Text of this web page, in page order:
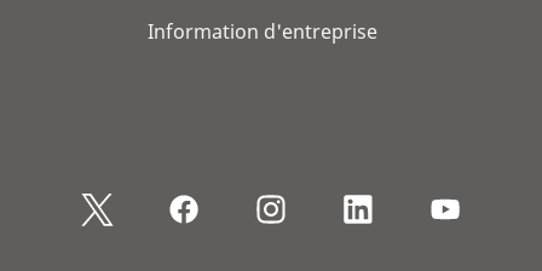
Information d'entreprise